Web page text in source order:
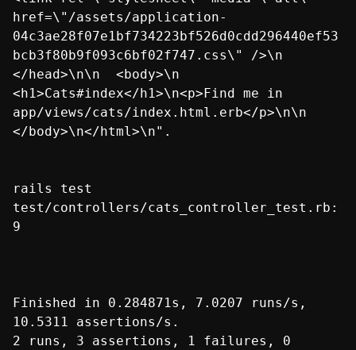
href=\"/assets/application-
04c3ae28f07e1bf734223bf526d0cdd296440ef53
bcb3f80b9f093c6bf02f747.css\" />\n
</head>\n\n <body>\n
<h1>Cats#index</h1>\n<p>Find me in
app/views/cats/index.html.erb</p>\n\n
</body>\n</html>\n".
rails test
test/controllers/cats_controller_test.rb:
9
Finished in 0.284871s, 7.0207 runs/s,
10.5311 assertions/s.
2 runs, 3 assertions, 1 failures, 0